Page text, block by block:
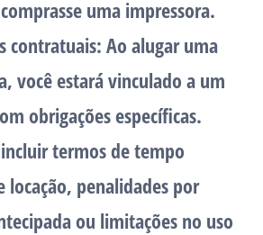
uma impressora.
contratuais: Ao alugar uma
você estará vinculado a um
obrigações específicas.
termos de tempo
locação, penalidades por
ou limitações no uso